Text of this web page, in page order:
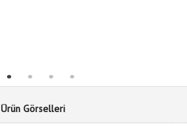
Ürün Görselleri